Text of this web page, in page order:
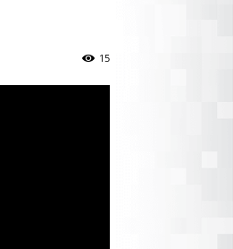
15